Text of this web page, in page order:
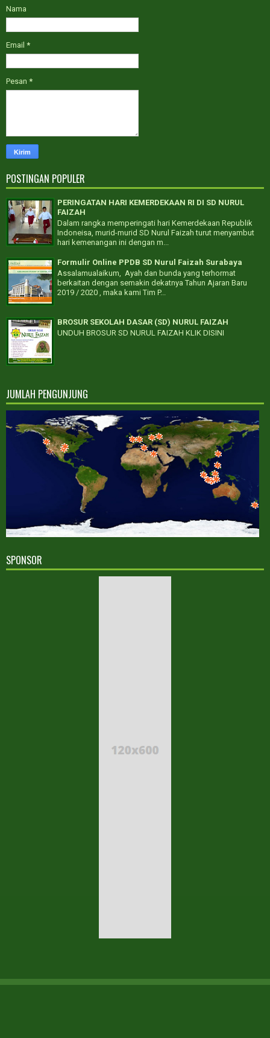
Nama
Email *
Pesan *
POSTINGAN POPULER
PERINGATAN HARI KEMERDEKAAN RI DI SD NURUL
FAIZAH
Dalam rangka memperingati hari Kemerdekaan Republik
Indoneisa, murid-murid SD Nurul Faizah turut menyambut
hari kemenangan ini dengan m...
Formulir Online PPDB SD Nurul Faizah Surabaya
Assalamualaikum, Ayah dan bunda yang terhormat
berkaitan dengan semakin dekatnya Tahun Ajaran Baru
2019 / 2020 , maka kami Tim P...
BROSUR SEKOLAH DASAR (SD) NURUL FAIZAH
UNDUH BROSUR SD NURUL FAIZAH KLIK DISINI
JUMLAH PENGUNJUNG
SPONSOR